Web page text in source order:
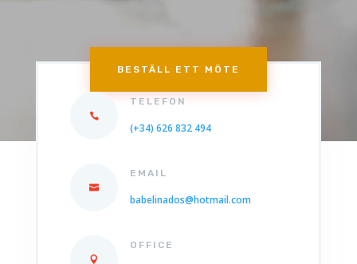
BESTÄLL ETT MÖTE
TELEFON
(+34) 626 832 494
EMAIL
babelinados@hotmail.com
OFFICE